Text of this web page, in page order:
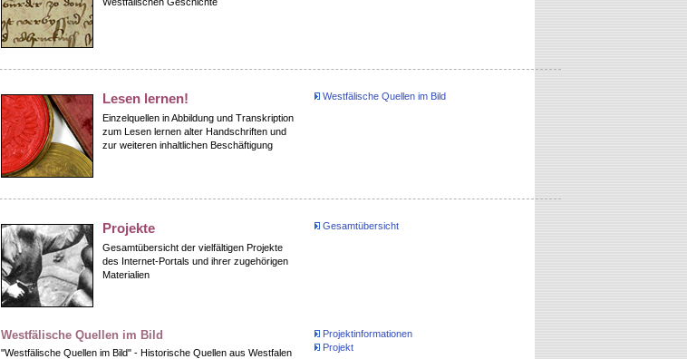
Lesen lernen!
Einzelquellen in Abbildung und Transkription
zum Lesen lernen alter Handschriften und
zur weiteren inhaltlichen Beschäftigung
Westfälische Quellen im Bild
Projekte
Gesamtübersicht der vielfältigen Projekte
des Internet-Portals und ihrer zugehörigen
Materialien
Gesamtübersicht
Westfälische Quellen im Bild
"Westfälische Quellen im Bild" - Historische Quellen aus Westfalen
Projektinformationen
Projekt